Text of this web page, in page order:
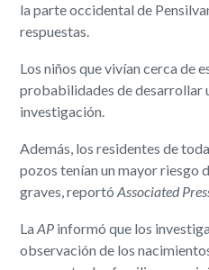
la parte occidental de
respuestas.
Los niños que vivían cerca de
probabilidades de desarrollar
investigación.
Además, los residentes de
pozos tenían un mayor riesgo
graves, reportóAssociated
LaAP informó que los
observación de los